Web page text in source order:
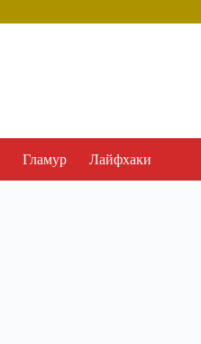
Гламур Лайфхаки